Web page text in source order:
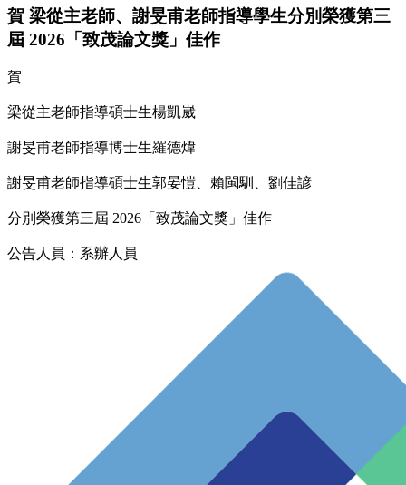
賀 梁從主老師、謝旻甫老師指導學生分別榮獲第三
屆 2026「致茂論文獎」佳作
賀
梁從主老師指導碩士生楊凱崴
謝旻甫老師指導博士生羅德煒
謝旻甫老師指導碩士生郭晏愷、賴閩馴、劉佳諺
分別榮獲第三屆 2026「致茂論文獎」佳作
公告人員：系辦人員